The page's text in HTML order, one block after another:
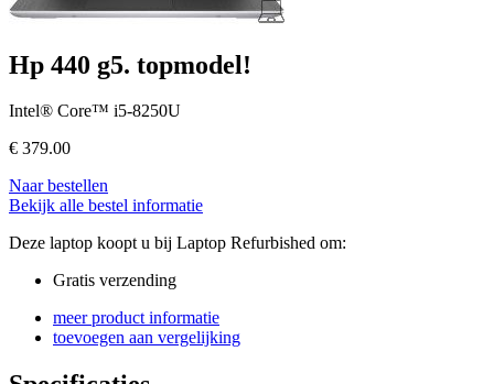
Hp 440 g5. topmodel!
Intel® Core™ i5-8250U
€ 379.00
Naar bestellen
Bekijk alle bestel informatie
Deze laptop koopt u bij Laptop Refurbished om:
Gratis verzending
meer product informatie
toevoegen aan vergelijking